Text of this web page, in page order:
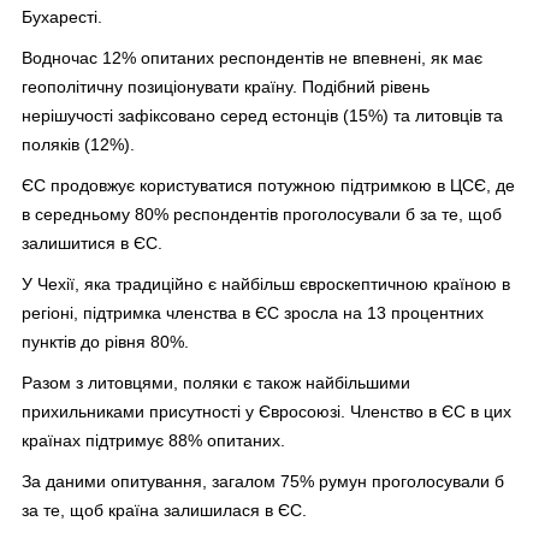
Бухаресті.
Водночас 12% опитаних респондентів не впевнені, як має
геополітичну позиціонувати країну. Подібний рівень
нерішучості зафіксовано серед естонців (15%) та литовців та
поляків (12%).
ЄС продовжує користуватися потужною підтримкою в ЦСЄ, де
в середньому 80% респондентів проголосували б за те, щоб
залишитися в ЄС.
У Чехії, яка традиційно є найбільш євроскептичною країною в
регіоні, підтримка членства в ЄС зросла на 13 процентних
пунктів до рівня 80%.
Разом з литовцями, поляки є також найбільшими
прихильниками присутності у Євросоюзі. Членство в ЄС в цих
країнах підтримує 88% опитаних.
За даними опитування, загалом 75% румун проголосували б
за те, щоб країна залишилася в ЄС.